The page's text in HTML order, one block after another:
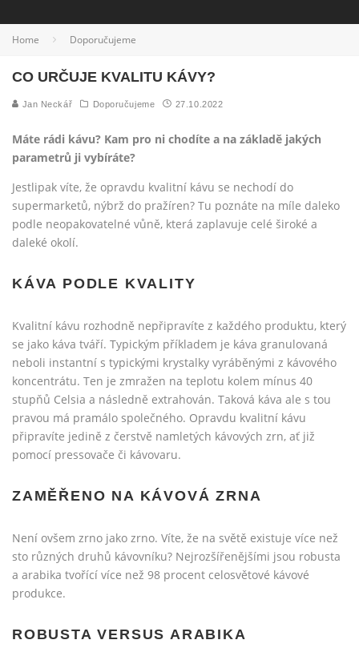
Home Doporučujeme
CO URČUJE KVALITU KÁVY?
Jan Neckář Doporučujeme 27.10.2022
Máte rádi kávu? Kam pro ni chodíte a na základě jakých
parametrů ji vybíráte?
Jestlipak víte, že opravdu kvalitní kávu se nechodí do
supermarketů, nýbrž do pražíren? Tu poznáte na míle daleko
podle neopakovatelné vůně, která zaplavuje celé široké a
daleké okolí.
KÁVA PODLE KVALITY
Kvalitní kávu rozhodně nepřipravíte z každého produktu, který
se jako káva tváří. Typickým příkladem je káva granulovaná
neboli instantní s typickými krystalky vyráběnými z kávového
koncentrátu. Ten je zmražen na teplotu kolem mínus 40
stupňů Celsia a následně extrahován. Taková káva ale s tou
pravou má pramálo společného. Opravdu kvalitní kávu
připravíte jedině z čerstvě namletých kávových zrn, ať již
pomocí pressovače či kávovaru.
ZAMĚŘENO NA KÁVOVÁ ZRNA
Není ovšem zrno jako zrno. Víte, že na světě existuje více než
sto různých druhů kávovníku? Nejrozšířenějšími jsou robusta
a arabika tvořící více než 98 procent celosvětové kávové
produkce.
ROBUSTA VERSUS ARABIKA